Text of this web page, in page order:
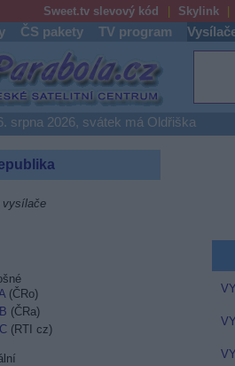
Sweet.tv slevový kód Skylink
ČS pakety TV program
srpna 2026, svátek má Oldřiška
vysílače
(ČRo)
(ČRa)
(RTI cz)